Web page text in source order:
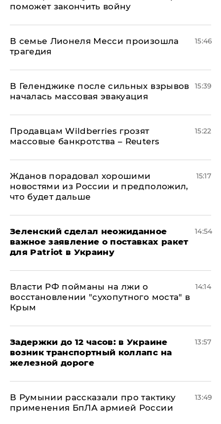
поможет закончить войну
В семье Лионеля Месси произошла
трагедия
15:46
В Геленджике после сильных взрывов
началась массовая эвакуация
15:39
Продавцам Wildberries грозят
массовые банкротства – Reuters
15:22
Жданов порадовал хорошими
новостями из России и предположил,
что будет дальше
15:17
Зеленский сделал неожиданное
важное заявление о поставках ракет
для Patriot в Украину
14:54
Власти РФ пойманы на лжи о
восстановлении "сухопутного моста" в
Крым
14:14
Задержки до 12 часов: в Украине
возник транспортный коллапс на
железной дороге
13:57
В Румынии рассказали про тактику
применения БпЛА армией России
13:49